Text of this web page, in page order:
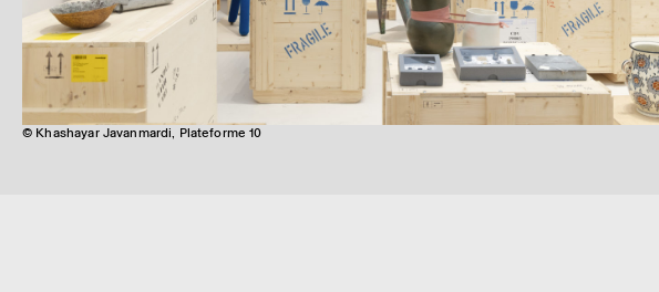
© Khashayar Javanmardi, Plateforme 10